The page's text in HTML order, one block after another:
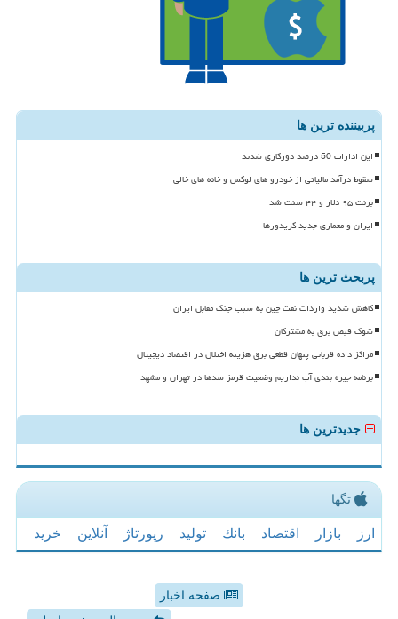
پربیننده ترین ها
این ادارات 50 درصد دورکاری شدند
سقوط درآمد مالیاتی از خودرو های لوکس و خانه های خالی
برنت ۹۵ دلار و ۴۴ سنت شد
ایران و معماری جدید کریدورها
پربحث ترین ها
کاهش شدید واردات نفت چین به سبب جنگ مقابل ایران
شوک قبض برق به مشترکان
مراکز داده قربانی پنهان قطعی برق هزینه اختلال در اقتصاد دیجیتال
برنامه جیره بندی آب نداریم وضعیت قرمز سدها در تهران و مشهد
جدیدترین ها
تگها
ارز بازار اقتصاد بانك تولید رپورتاژ آنلاین خرید
صفحه اخبار